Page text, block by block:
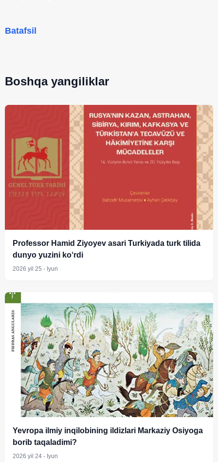
Batafsil
Boshqa yangiliklar
Professor Hamid Ziyoyev asari Turkiyada turk tilida
dunyo yuzini ko‘rdi
2026 yil 25 - Iyun
Yevropa ilmiy inqilobining ildizlari Markaziy Osiyoga
borib taqaladimi?
2026 yil 24 - Iyun